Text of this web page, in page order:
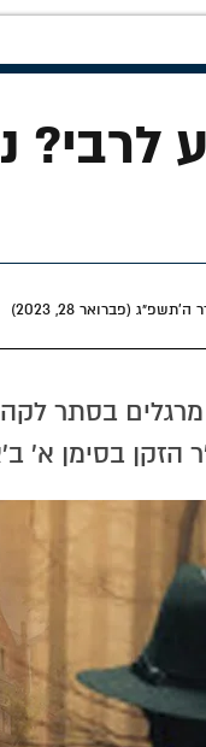
לרבי?
(פברואר 28, 2023)
בסתר
הזקן בסימן
• טור